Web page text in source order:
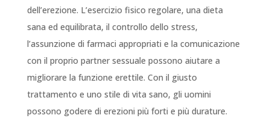
dell’erezione. L’esercizio fisico regolare, una dieta
sana ed equilibrata, il controllo dello stress,
l’assunzione di farmaci appropriati e la comunicazione
con il proprio partner sessuale possono aiutare a
migliorare la funzione erettile. Con il giusto
trattamento e uno stile di vita sano, gli uomini
possono godere di erezioni più forti e più durature.